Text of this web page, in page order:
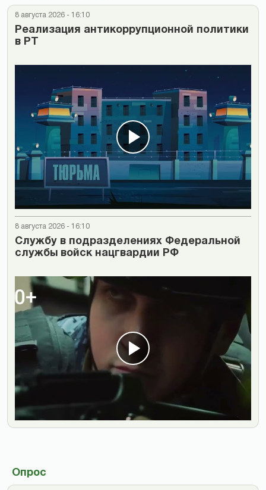
8 августа 2026 - 16:10
Реализация антикоррупционной политики
в РТ
8 августа 2026 - 16:10
Cлужбу в подразделениях Федеральной
службы войск нацгвардии РФ
Опрос